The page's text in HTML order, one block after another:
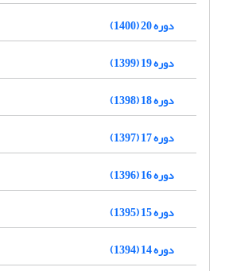
دوره 20 (1400)
دوره 19 (1399)
دوره 18 (1398)
دوره 17 (1397)
دوره 16 (1396)
دوره 15 (1395)
دوره 14 (1394)